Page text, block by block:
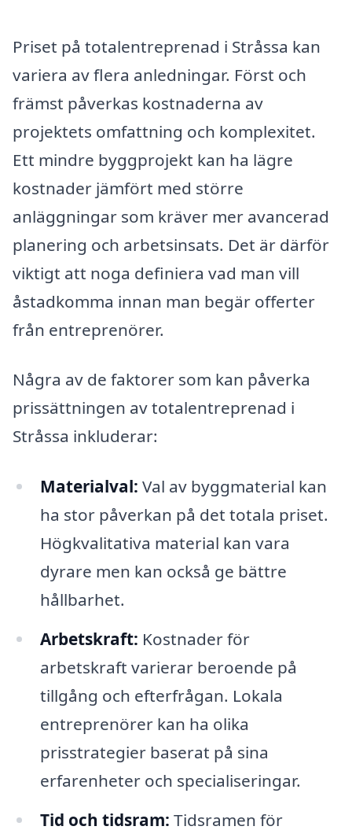
Priset på totalentreprenad i Stråssa kan
variera av flera anledningar. Först och
främst påverkas kostnaderna av
projektets omfattning och komplexitet.
Ett mindre byggprojekt kan ha lägre
kostnader jämfört med större
anläggningar som kräver mer avancerad
planering och arbetsinsats. Det är därför
viktigt att noga definiera vad man vill
åstadkomma innan man begär offerter
från entreprenörer.
Några av de faktorer som kan påverka
prissättningen av totalentreprenad i
Stråssa inkluderar:
Materialval: Val av byggmaterial kan
ha stor påverkan på det totala priset.
Högkvalitativa material kan vara
dyrare men kan också ge bättre
hållbarhet.
Arbetskraft: Kostnader för
arbetskraft varierar beroende på
tillgång och efterfrågan. Lokala
entreprenörer kan ha olika
prisstrategier baserat på sina
erfarenheter och specialiseringar.
Tid och tidsram: Tidsramen för